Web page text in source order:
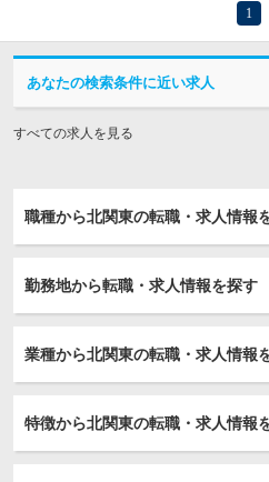
1
あなたの検索条件に近い求人
すべての求人を見る
職種から北関東の転職・求人情報
勤務地から転職・求人情報を探す
業種から北関東の転職・求人情報
特徴から北関東の転職・求人情報